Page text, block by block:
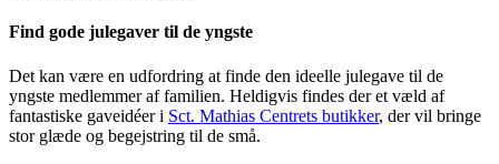
Find gode julegaver til de yngste
Det kan være en udfordring at finde den ideelle julegave til de
yngste medlemmer af familien. Heldigvis findes der et væld af
fantastiske gaveidéer i Sct. Mathias Centrets butikker, der vil bringe
stor glæde og begejstring til de små.